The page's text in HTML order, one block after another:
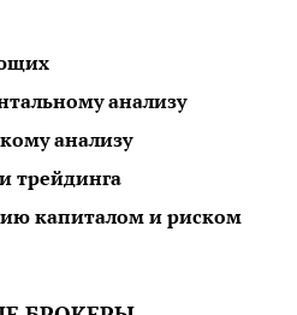
анализу
анализу
трейдинга
капиталом и риском